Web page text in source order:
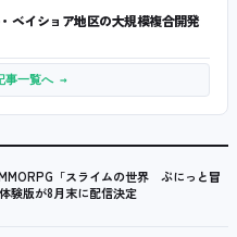
ベイショア地区の大規模複合開発
事一覧へ →
「スライムの世界 ぷにっと冒
験版が8月末に配信決定